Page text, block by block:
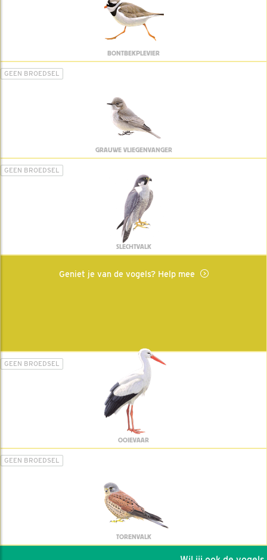
BONTBEKPLEVIER
GEEN BROEDSEL
GRAUWE VLIEGENVANGER
GEEN BROEDSEL
SLECHTVALK
Geniet je van de vogels? Help mee
GEEN BROEDSEL
OOIEVAAR
GEEN BROEDSEL
TORENVALK